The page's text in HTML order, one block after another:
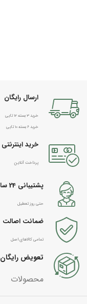
ارسال رایگان
خرید 3 بسته 12 تایی
خرید 6 بسته 10 تایی
خرید اینترنتی
پرداخت آنلاین
پشتیبانی 24 ساعته
حتی روز تعطیل
ضمانت اصالت
تمامی کالاهای اصل
تعویض رایگان
محصولات